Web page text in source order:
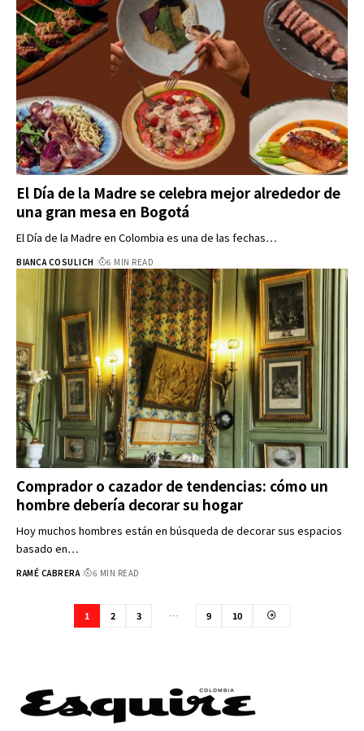
El Día de la Madre se celebra mejor alrededor de
una gran mesa en Bogotá
El Día de la Madre en Colombia es una de las fechas…
BIANCA COSULICH 6 MIN READ
Comprador o cazador de tendencias: cómo un
hombre debería decorar su hogar
Hoy muchos hombres están en búsqueda de decorar sus espacios
basado en…
RAMÉ CABRERA 6 MIN READ
1 2 3 … 9 10